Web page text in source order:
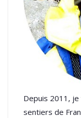
Depuis 2011,
sentiers de